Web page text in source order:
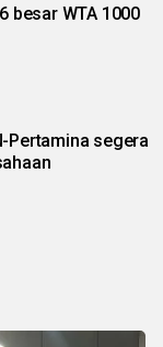
besar WTA 1000
Pertamina segera